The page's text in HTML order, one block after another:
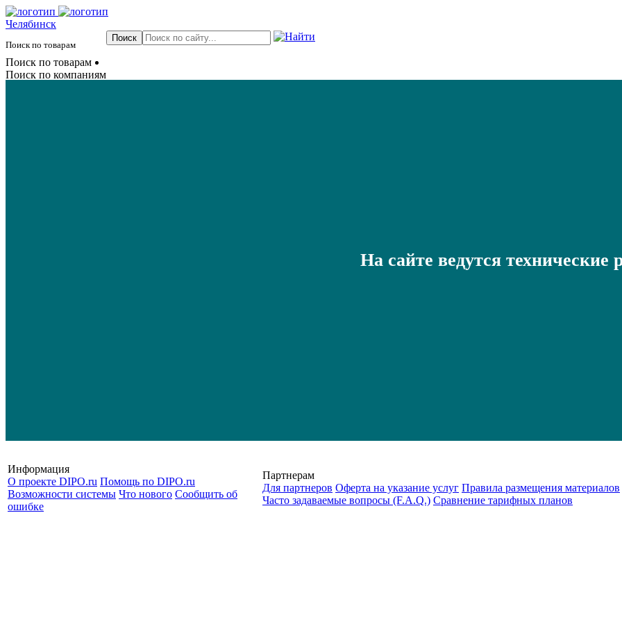
Челябинск
Поиск по товарам
Поиск по товарам
Поиск по компаниям
На сайте ведутся технические
Информация
О проекте DIPO.ru Помощь по DIPO.ru
Возможности системы Что нового Сообщить об
ошибке
Партнерам
Для партнеров Оферта на указание услуг Правила размещения материалов
Часто задаваемые вопросы (F.A.Q.) Cравнение тарифных планов